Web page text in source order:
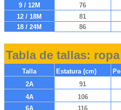
9 / 12M
76
12 / 18M
81
18 / 24M
86
Tabla de tallas:
Talla Estatura (cm)
2A
91
4A
106
6A
116